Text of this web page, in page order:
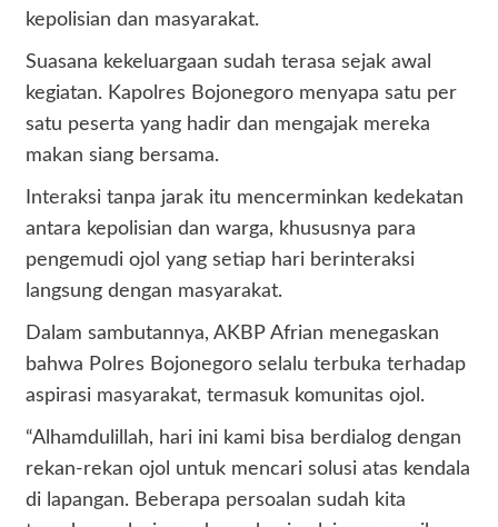
kepolisian dan masyarakat.
Suasana kekeluargaan sudah terasa sejak awal
kegiatan. Kapolres Bojonegoro menyapa satu per
satu peserta yang hadir dan mengajak mereka
makan siang bersama.
Interaksi tanpa jarak itu mencerminkan kedekatan
antara kepolisian dan warga, khususnya para
pengemudi ojol yang setiap hari berinteraksi
langsung dengan masyarakat.
Dalam sambutannya, AKBP Afrian menegaskan
bahwa Polres Bojonegoro selalu terbuka terhadap
aspirasi masyarakat, termasuk komunitas ojol.
“Alhamdulillah, hari ini kami bisa berdialog dengan
rekan-rekan ojol untuk mencari solusi atas kendala
di lapangan. Beberapa persoalan sudah kita